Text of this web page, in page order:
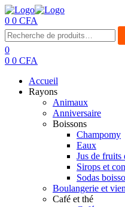
0 0 CFA
Menu
Recherche
pour :
0
0 0 CFA
Accueil
Rayons
Animaux
Anniversaire
Boissons
Champomy
Eaux
Jus de fruits
Sirops et
Sodas
Boulangerie et
Café et thé